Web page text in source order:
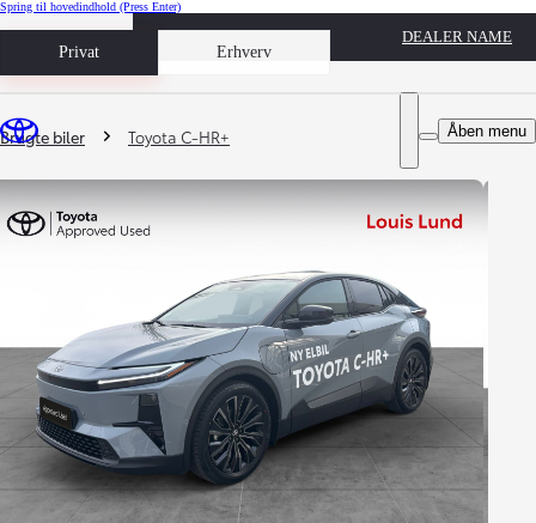
Spring til hovedindhold (Press Enter)
Privat Erhverv
Book prøvetur
DEALER NAME
Åben menu
Du er her
Brugte biler Toyota C-HR+